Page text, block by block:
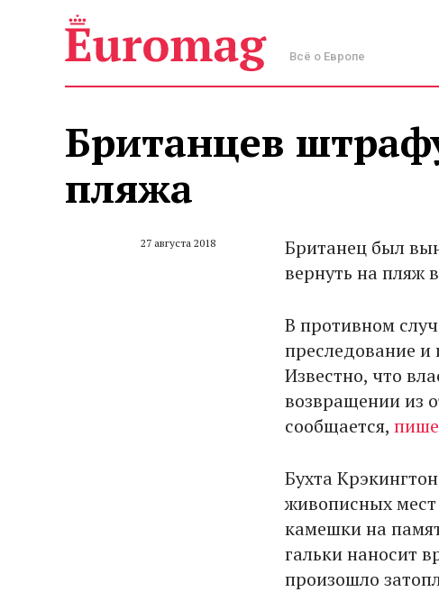
Всё о Европе
Британцев
пляжа
27 августа 2018
Британец был
вернуть на пляж
В противном
преследование и
Известно, что
возвращении из
сообщается,
Бухта
живописных
камешки на
гальки наносит
произошло